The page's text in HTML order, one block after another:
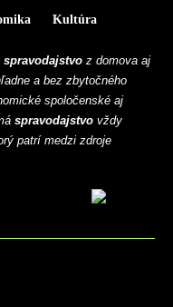
Kultúra
spravodajstvo z domova aj
a bez zbytočného
spoločenské aj
spravodajstvo vždy
patrí medzi zdroje